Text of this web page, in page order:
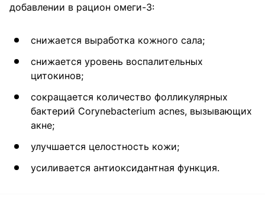
добавлении в рацион омеги-3:
снижается выработка кожного сала;
снижается уровень воспалительных
цитокинов;
сокращается количество фолликулярных
бактерий Corynebacterium acnes, вызывающих
акне;
улучшается целостность кожи;
усиливается антиоксидантная функция.